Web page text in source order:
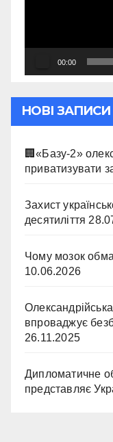
00:00
НОВІ ЗАПИСИ
🏢«Базу-2»
приватизувати
Захист
десятиліття
Чому мозок
10.06.2026
впроваджує
26.11.2025
Дипломатичне
представляє